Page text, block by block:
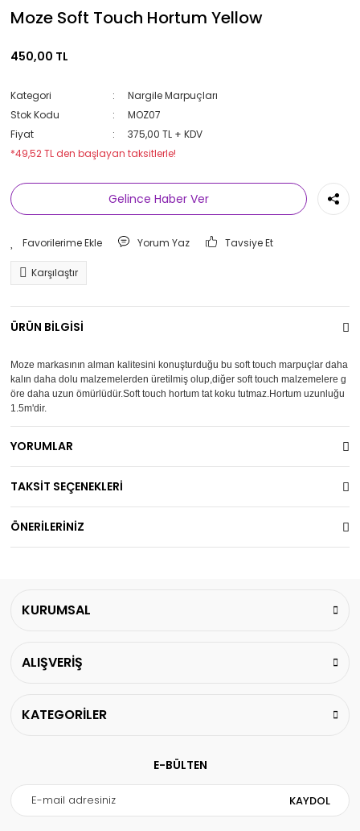
Moze Soft Touch Hortum Yellow
450,00 TL
Kategori
Nargile Marpuçları
Stok Kodu
MOZ07
Fiyat
375,00 TL + KDV
*49,52 TL den başlayan taksitlerle!
Gelince Haber Ver
Yorum Yaz Tavsiye Et
Karşılaştır
ÜRÜN BİLGİSİ
Moze markasının alman kalitesini konuşturduğu bu soft touch marpuçlar daha
kalın daha dolu malzemelerden üretilmiş olup,diğer soft touch malzemelere g
öre daha uzun ömürlüdür.Soft touch hortum tat koku tutmaz.Hortum uzunluğu
1.5m'dir.
YORUMLAR
TAKSİT SEÇENEKLERİ
ÖNERİLERİNİZ
KURUMSAL
ALIŞVERİŞ
KATEGORİLER
E-BÜLTEN
KAYDOL